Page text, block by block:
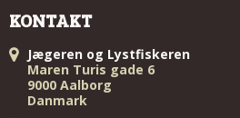
KONTAKT
Jægeren og Lystfiskeren
Maren Turis gade 6
9000 Aalborg
Danmark